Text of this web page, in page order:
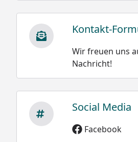
60
60/0,60 75/0,75
80/0,80
110/1,1 137/1,37
170
213/2,13 213/2,13
*max. Dachlast; ** relevante
Boden nach DIN 1055 / EN1991,
Kontakt-
Wir freuen uns
Nachricht!
Social Media
Facebook